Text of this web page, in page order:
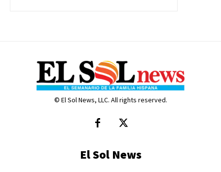
© El Sol News, LLC. All rights reserved.
El Sol News